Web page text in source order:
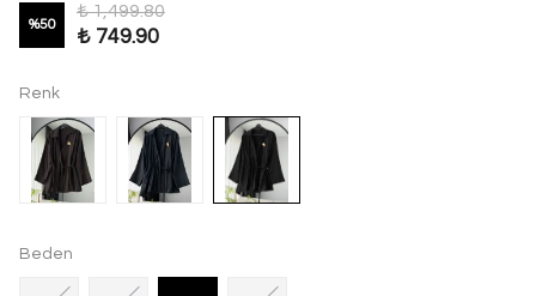
%50
₺ 1,499.80
₺ 749.90
Renk
Beden